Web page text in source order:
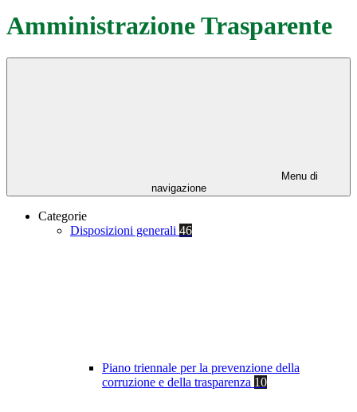
Amministrazione Trasparente
Menu di
navigazione
Categorie
Disposizioni generali 46
Piano triennale per la prevenzione della
corruzione e della trasparenza 10